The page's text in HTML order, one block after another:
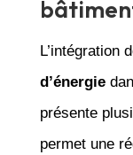
L’intégration
d’énergie
présente
permet une